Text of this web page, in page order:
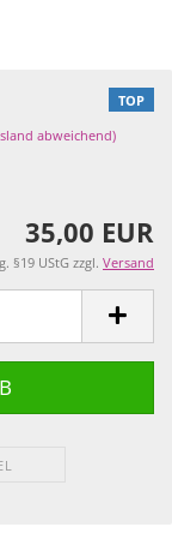
TOP
abweichend)
35,00 EUR
§19 UStG zzgl. Versand